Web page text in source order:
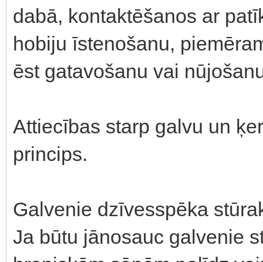
dabā, kontaktēšanos ar
hobiju īstenošanu,
ēst gatavošanu vai
Attiecības starp galvu un
princips.
Galvenie dzīvesspēka
Ja būtu jānosauc galvenie